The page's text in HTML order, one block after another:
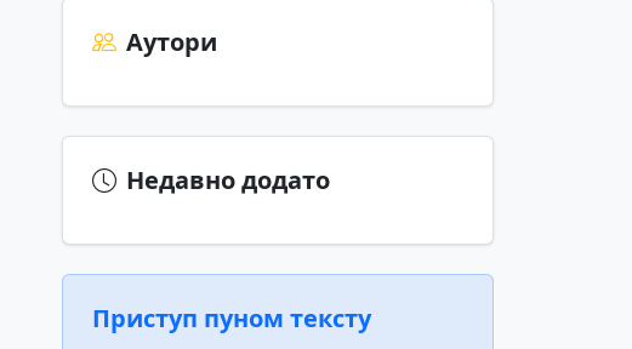
Аутори
Недавно додато
Приступ пуном тексту